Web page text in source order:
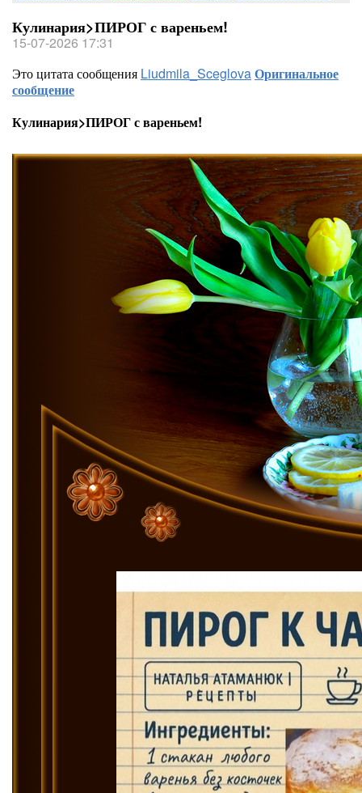
Кулинария>ПИРОГ с вареньем!
15-07-2026 17:31
Это цитата сообщения Liudmila_SceglovaОригинальное
сообщение
Кулинария>ПИРОГ с вареньем!